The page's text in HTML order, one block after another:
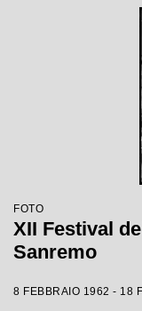
FOTO
XII Festival
Sanremo
8 FEBBRAIO 1962 - 18